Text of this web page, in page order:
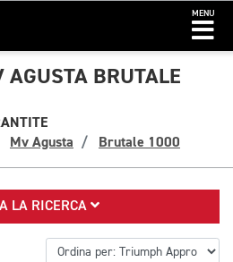
MENU
AGUSTA BRUTALE
Mv Agusta Brutale 1000
LA RICERCA